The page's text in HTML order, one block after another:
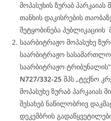
მოპასუხის ზურაბ
თანხის დაკისრების
შეტყობინება პუბლიკაციის
საარბიტრაჟო მოპასუხე
საარბიტრაჟო
საარბიტრაჟო
N727/332-25 შპს „ტექნო
მოპასუხე ზურაბ პარკაიას
შესახებ ნაწილობრივ
დეკემბრის